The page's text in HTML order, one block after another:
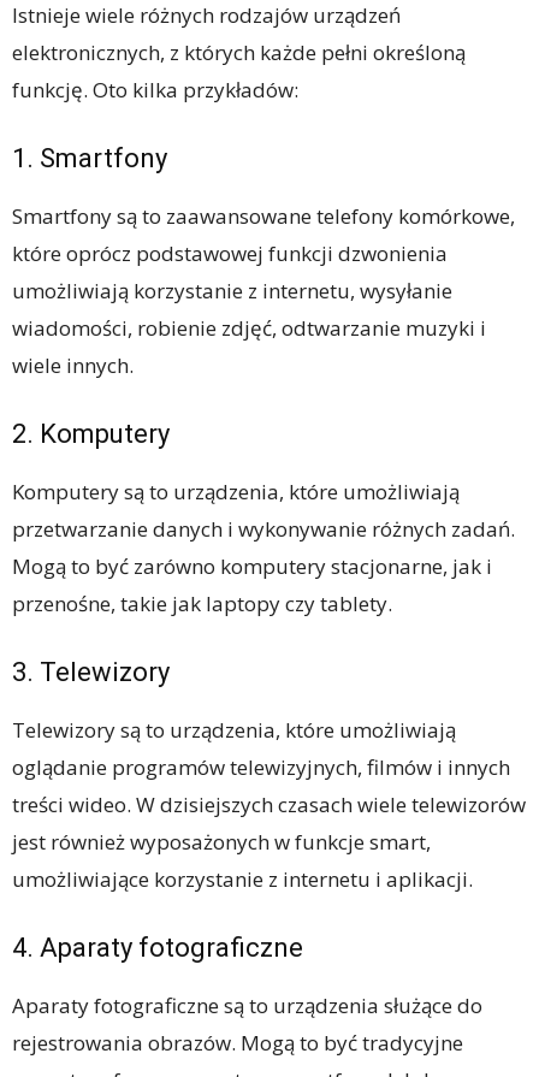
Istnieje wiele różnych rodzajów urządzeń
elektronicznych, z których każde pełni określoną
funkcję. Oto kilka przykładów:
1. Smartfony
Smartfony są to zaawansowane telefony komórkowe,
które oprócz podstawowej funkcji dzwonienia
umożliwiają korzystanie z internetu, wysyłanie
wiadomości, robienie zdjęć, odtwarzanie muzyki i
wiele innych.
2. Komputery
Komputery są to urządzenia, które umożliwiają
przetwarzanie danych i wykonywanie różnych zadań.
Mogą to być zarówno komputery stacjonarne, jak i
przenośne, takie jak laptopy czy tablety.
3. Telewizory
Telewizory są to urządzenia, które umożliwiają
oglądanie programów telewizyjnych, filmów i innych
treści wideo. W dzisiejszych czasach wiele telewizorów
jest również wyposażonych w funkcje smart,
umożliwiające korzystanie z internetu i aplikacji.
4. Aparaty fotograficzne
Aparaty fotograficzne są to urządzenia służące do
rejestrowania obrazów. Mogą to być tradycyjne